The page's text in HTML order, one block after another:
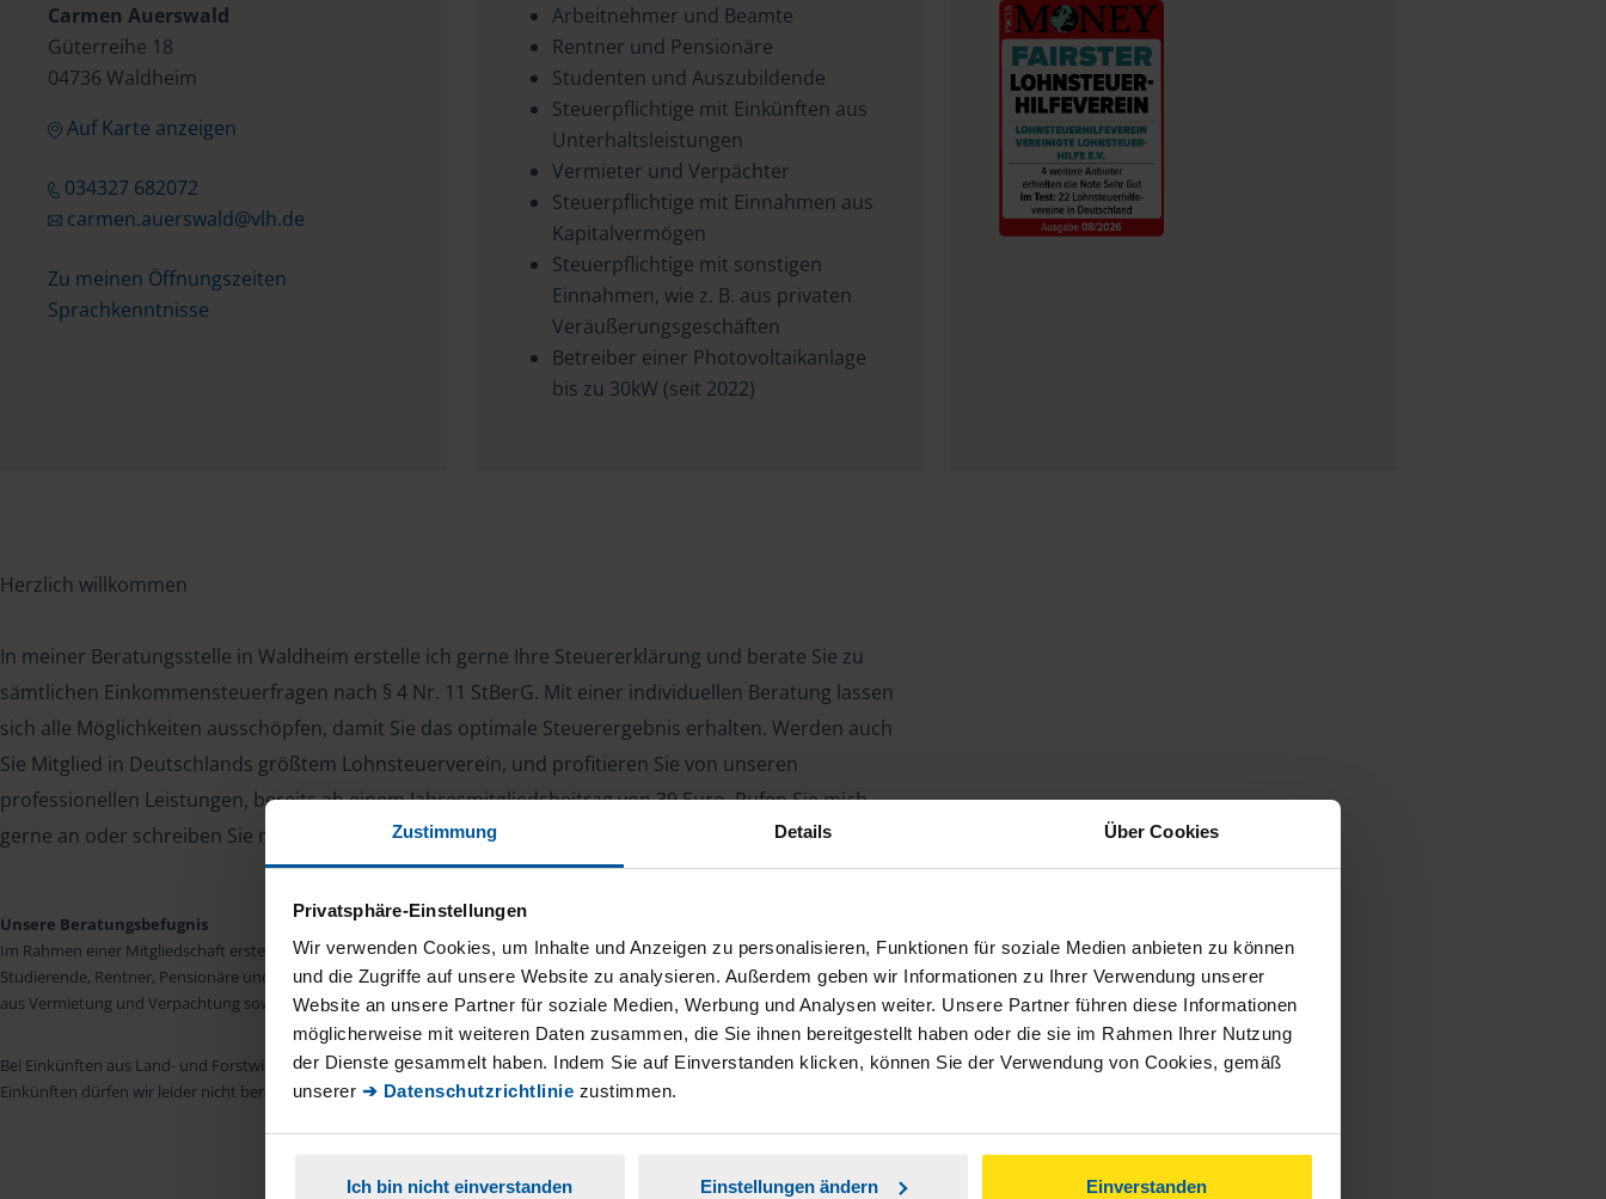
Zustimmung Details Über Cookies
Privatsphäre-Einstellungen
Wir verwenden Cookies, um Inhalte und Anzeigen zu personalisieren, Funktionen für soziale Medien anbieten zu können
und die Zugriffe auf unsere Website zu analysieren. Außerdem geben wir Informationen zu Ihrer Verwendung unserer
Website an unsere Partner für soziale Medien, Werbung und Analysen weiter. Unsere Partner führen diese Informationen
möglicherweise mit weiteren Daten zusammen, die Sie ihnen bereitgestellt haben oder die sie im Rahmen Ihrer Nutzung
der Dienste gesammelt haben. Indem Sie auf Einverstanden klicken, können Sie der Verwendung von Cookies, gemäß
unserer ➔ Datenschutzrichtlinie zustimmen.
Ich bin nicht einverstanden Einstellungen ändern Einverstanden
Carmen Auerswald
Güterreihe 18
04736 Waldheim
Auf Karte anzeigen
034327 682072
carmen.auerswald@vlh.de
Zu meinen Öffnungszeiten
Sprachkenntnisse
Arbeitnehmer und Beamte
Rentner und Pensionäre
Studenten und Auszubildende
Steuerpflichtige mit Einkünften aus
Unterhaltsleistungen
Vermieter und Verpächter
Steuerpflichtige mit Einnahmen aus
Kapitalvermögen
Steuerpflichtige mit sonstigen
Einnahmen, wie z. B. aus privaten
Veräußerungsgeschäften
Betreiber einer Photovoltaikanlage
bis zu 30kW (seit 2022)
Herzlich willkommen
In meiner Beratungsstelle in Waldheim erstelle ich gerne Ihre Steuererklärung und berate Sie zu
sämtlichen Einkommensteuerfragen nach § 4 Nr. 11 StBerG. Mit einer individuellen Beratung lassen
sich alle Möglichkeiten ausschöpfen, damit Sie das optimale Steuerergebnis erhalten. Werden auch
Sie Mitglied in Deutschlands größtem Lohnsteuerverein, und profitieren Sie von unseren
professionellen Leistungen, bereits ab einem Jahresmitgliedsbeitrag von 39 Euro. Rufen Sie mich
gerne an oder schreiben Sie mir. Ich freue mich auf Sie!
Unsere Beratungsbefugnis
Im Rahmen einer Mitgliedschaft erstellen wir die Einkommensteuererklärung für Arbeitnehmer, Beamte, Auszubildende,
Studierende, Rentner, Pensionäre und Unterhaltsempfänger nach § 4 Nr. 11 Steuerberatungsgesetz (StBerG). Auch bei Einkünften
aus Vermietung und Verpachtung sowie Kapitalerträgen sind wir in vielen Fällen der geeignete Dienstleister für Sie.
Bei Einkünften aus Land- und Forstwirtschaft, aus Gewerbebetrieb, aus selbstständiger Tätigkeit und umsatzsteuerpflichtigen
Einkünften dürfen wir leider nicht beraten.